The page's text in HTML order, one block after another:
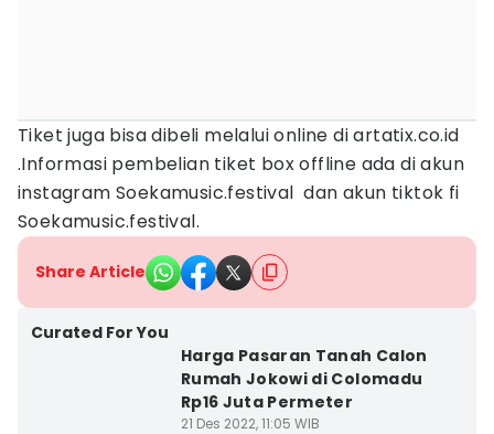
Tiket juga bisa dibeli melalui online di artatix.co.id
.Informasi pembelian tiket box offline ada di akun
instagram Soekamusic.festival dan akun tiktok fi
Soekamusic.festival.
Share Article
Curated For You
Harga Pasaran Tanah Calon
Rumah Jokowi di Colomadu
Rp16 Juta Permeter
21 Des 2022, 11:05 WIB